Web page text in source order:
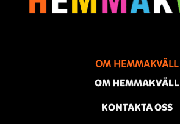
OM HEMMAKVÄLL
OM HEMMAKVÄLL
KONTAKTA OSS